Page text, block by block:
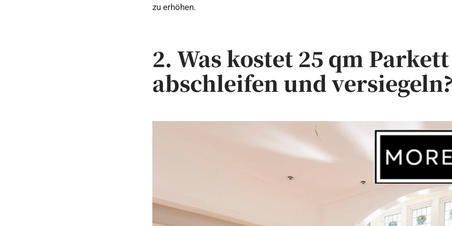
zu erhöhen.
2. Was kostet 25 qm Parkett
abschleifen und